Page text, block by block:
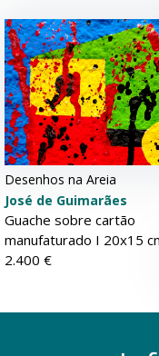
Desenhos na Areia
José de Guimarães
Guache sobre cartão
manufaturado Ι 20x15
2.400 €